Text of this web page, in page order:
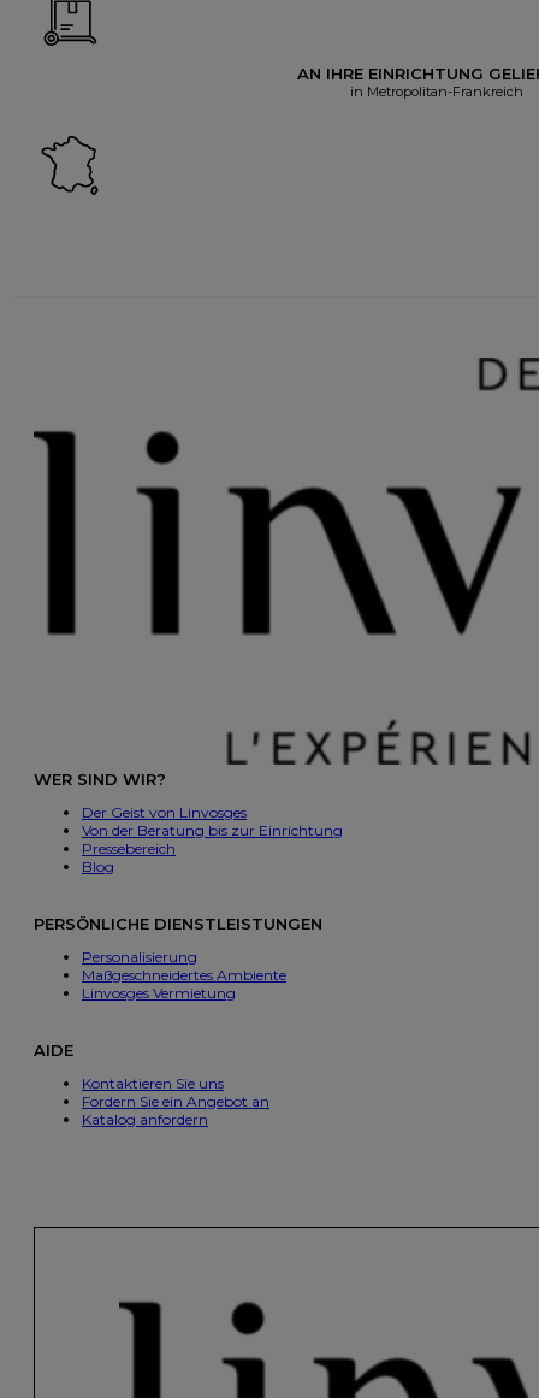
AN IHRE EINRICHTUNG
in Metropolitan-Frankreich
WER SIND WIR?
Der Geist von Linvosges
Von der Beratung bis zur Einrichtung
Pressebereich
Blog
PERSÖNLICHE DIENSTLEISTUNGEN
Personalisierung
Maßgeschneidertes Ambiente
Linvosges Vermietung
AIDE
Kontaktieren Sie uns
Fordern Sie ein Angebot an
Katalog anfordern